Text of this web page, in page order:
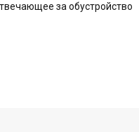
за обустройство